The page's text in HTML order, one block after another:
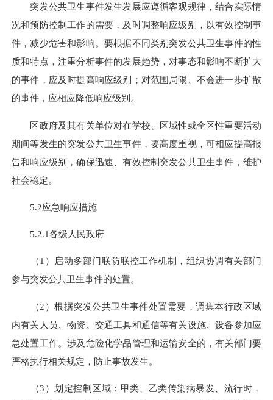
突发公共卫生事件发生发展应遵循客观规律，结合实际情
况和预防控制工作的需要，及时调整响应级别，以有效控制事
件，减少危害和影响。要根据不同类别突发公共卫生事件的性
质和特点，注重分析事件的发展趋势，对事态和影响不断扩大
的事件，应及时提高响应级别；对范围局限、不会进一步扩散
的事件，应相应降低响应级别。
区政府及其有关单位对在学校、区域性或全区性重要活动
期间等发生的突发公共卫生事件，要高度重视，可相应提高报
告和响应级别，确保迅速、有效控制突发公共卫生事件，维护
社会稳定。
5.2应急响应措施
5.2.1各级人民政府
（1）启动多部门联防联控工作机制，组织协调有关部门
参与突发公共卫生事件的处置。
（2）根据突发公共卫生事件处置需要，调集本行政区域
内有关人员、物资、交通工具和通信等有关设施、设备参加应
急处置工作。涉及危险化学品管理和运输安全的，有关部门要
严格执行相关规定，防止事故发生。
（3）划定控制区域：甲类、乙类传染病暴发、流行时，